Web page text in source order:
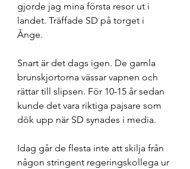
gjorde jag mina första resor ut i
landet. Träffade SD på torget i
Ånge.
Snart är det dags igen. De gamla
brunskjortorna vässar vapnen och
rättar till slipsen. För 10-15 år sedan
kunde det vara riktiga pajsare som
dök upp när SD synades i media.
Idag går de flesta inte att skilja från
någon stringent regeringskollega ur